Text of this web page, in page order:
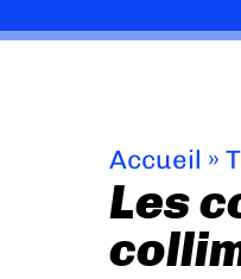
Accueil »
Les